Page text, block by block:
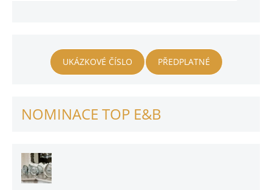
UKÁZKOVÉ ČÍSLO PŘEDPLATNÉ
NOMINACE TOP E&B